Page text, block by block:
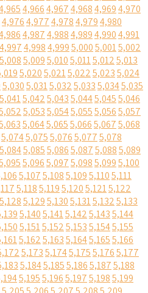
4,9664,9674,9684,9694,970
4,9764,9774,9784,9794,980
4,9874,9884,9894,9904,991
4,9974,9984,9995,0005,0015,002
5,0085,0095,0105,0115,0125,013
5,0205,0215,0225,0235,024
5,0305,0315,0325,0335,0345,035
5,0415,0425,0435,0445,0455,046
5,0535,0545,0555,0565,057
5,0645,0655,0665,0675,068
5,0745,0755,0765,0775,078
5,0845,0855,0865,0875,0885,089
5,0965,0975,0985,0995,100
5,1075,1085,1095,1105,111
5,1185,1195,1205,1215,122
5,1285,1295,1305,1315,1325,133
5,1405,1415,1425,1435,144
5,1515,1525,1535,1545,155
5,1625,1635,1645,1655,166
5,1735,1745,1755,1765,177
5,1845,1855,1865,1875,188
5,1955,1965,1975,1985,199